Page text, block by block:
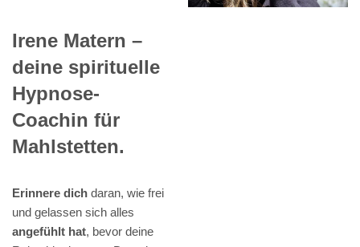
Irene Matern –
deine spirituelle
Hypnose-
Coachin für
Mahlstetten.
Erinnere dich daran, wie frei
und gelassen sich alles
angefühlt hat, bevor deine